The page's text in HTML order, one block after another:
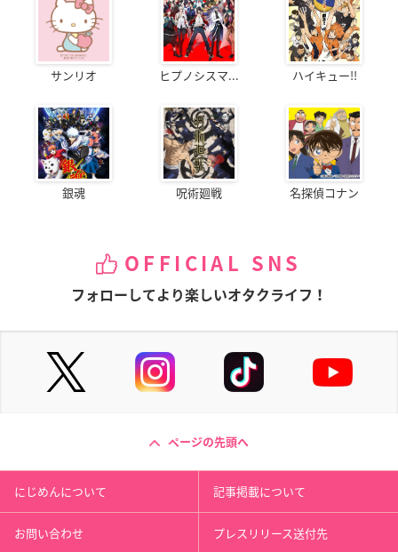
サンリオ ヒプノシスマ... ハイキュー!!
銀魂 呪術廻戦 名探偵コナン
OFFICIAL SNS
フォローしてより楽しいオタクライフ！
ページの先頭へ
にじめんについて 記事掲載について
お問い合わせ プレスリリース送付先